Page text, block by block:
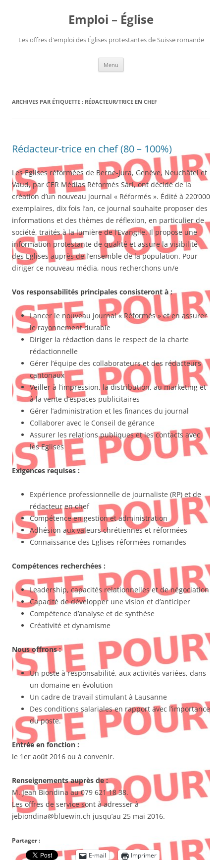
Emploi – Église
Les offres d'emploi des Églises protestantes de Suisse romande
Menu
ARCHIVES PAR ÉTIQUETTE : RÉDACTEUR/TRICE EN CHEF
Rédacteur-trice en chef (80 – 100%)
Les Eglises réformées de Berne-Jura, Genève, Neuchâtel et
Vaud, par CER Médias Réformés Sàrl, ont décidé de la
création d’un nouveau journal « Réformés ». Édité à 220’000
exemplaires, dix fois l’an, ce journal souhaite proposer des
informations et des thèmes de réflexion, en particulier de
société, traités à la lumière de l’Evangile. Il propose une
information protestante de qualité et assure la visibilité
des Eglises auprès de l’ensemble de la population. Pour
diriger ce nouveau média, nous recherchons un/e
Vos responsabilités principales consisteront à :
Lancer le nouveau journal « Réformés » et en assurer
le rayonnement durable
Diriger la rédaction dans le respect de la charte
rédactionnelle
Gérer l’équipe des collaborateurs et des rédacteurs
cantonaux
Veiller à l’impression, la distribution, au marketing et
à la vente d’espaces publicitaires
Gérer l’administration et les finances du journal
Collaborer avec le Conseil de gérance
Assurer les relations publiques et les contacts avec
les Eglises
Exigences requises :
Expérience professionnelle de journaliste (RP) et de
rédacteur en chef
Compétence en gestion et administration
Adhésion aux valeurs chrétiennes et réformées
Connaissance des Eglises réformées romandes
Compétences recherchées :
Leadership, capacités relationnelles et de négociation
Capacité de développer une vision et d’anticiper
Compétence d’analyse et de synthèse
Créativité et dynamisme
Nous offrons :
Un poste à responsabilité, aux activités variées, dans
un domaine en évolution
Un cadre de travail stimulant à Lausanne
Des conditions salariales en rapport avec l’importance
du poste.
Entrée en fonction :
le 1er août 2016 ou à convenir.
Renseignements auprès de :
M. Jean Biondina au 079 621 18 38.
Les offres de service sont à adresser à
jebiondina@bluewin.ch jusqu’au 25 mai 2016.
Partager :
E-mail
Imprimer